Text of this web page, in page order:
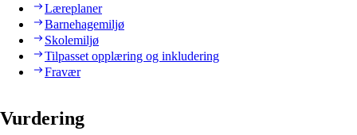
Læreplaner
Barnehagemiljø
Skolemiljø
Tilpasset opplæring og inkludering
Fravær
Vurdering